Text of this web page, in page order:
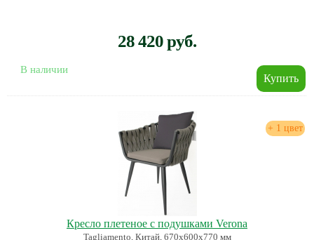
28 420 руб.
В наличии
+ 1 цвет
Кресло плетеное с подушками Verona
Tagliamento, Китай, 670х600х770 мм